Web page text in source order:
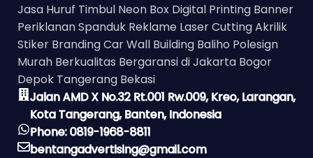
Jasa Huruf Timbul Neon Box Digital Printing Banner
Periklanan Spanduk Reklame Laser Cutting Akrilik
Stiker Branding Car Wall Building Baliho Polesign
Murah Berkualitas Bergaransi di Jakarta Bogor
Depok Tangerang Bekasi
Jalan AMD X No.32 Rt.001 Rw.009, Kreo, Larangan,
Kota Tangerang, Banten, Indonesia
Phone: 0819-1968-8811
bentangadvertising@gmail.com